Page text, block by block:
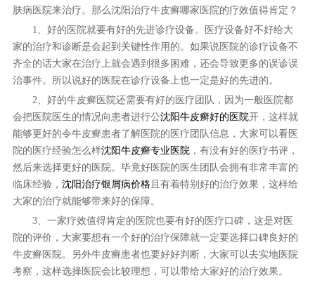
肤病医院来治疗。那么沈阳治疗牛皮癣哪家医院的疗效值得肯定？
1、好的医院就要有好的先进诊疗设备。医疗设备好不好给大
家的治疗和诊断是会起到关键性作用的。如果说医院的诊疗设备不
齐全的话大家在治疗上就会遇到很多困难，还会导致更多的误诊误
治事件。所以说好的医院在诊疗设备上也一定是好的先进的。
2、好的牛皮癣医院还需要有好的医疗团队，因为一般医院都
会把医院医生的情况向患者进行公沈阳牛皮癣好的医院开，这样就
能够更好的令牛皮癣患者了解医院的医疗团队信息，大家可以看医
院的医疗经验怎么样沈阳牛皮癣专业医院，有没有好的医疗书评，
然后来选择更好的医院。毕竟好医院的医生团队会拥有非常丰富的
临床经验， 沈阳治疗银屑病价格且有着特别好的治疗效果，这样给
大家的治疗就能够带来好的保障。
3、一家疗效值得肯定的医院也要有好的医疗口碑，这是对医
院的评价，大家要想有一个好的治疗保障就一定要选择口碑良好的
牛皮癣医院。另外牛皮癣患者也要好好判断，大家可以去实地医院
考察，这样选择医院会比较理想，可以带给大家好的治疗效果。